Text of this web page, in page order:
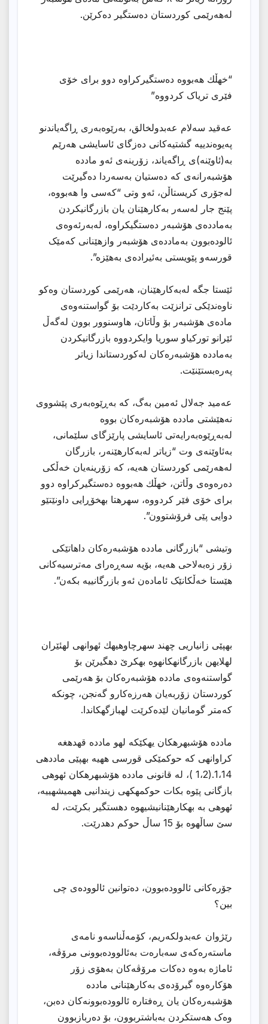
لەهەرێمی کوردستان دەستگیر دەکرێن.
“خهڵك هەبووە دەستگیرکراوە دوو برای خۆی
فێری تریاک كردووه”
عەقید سەلام عەبدولخالق، بەرێوەبەری ڕاگەیاندنو
پەیوەندییە گشتیەکانی دەزگای ئاسایشی هەرێم
بە(ئاوێنە)ی ڕاگەیاند، زۆرینەی ئەو ماددە
هۆشبەرانەی کە دەستیان بەسەردا دەگیرێت
لەجۆری کریستاڵن، ئەو وتی “کەسی وا هەبووە،
پێنج جار لەسەر بەکارهێنان یان بازرگانیکردن
بەماددەی هۆشبەر دەستگیکراوە، لەبەرئەوەی
ئالودەبوون بەماددەی هۆشبەر وازهێنانی کەمێک
قورسەو پێویستی بەئیرادەی بەهێزە”.
ئێستا جگە لەبەکارهێنان، هەرێمی کوردستان وەکو
ناوەندێکی ترانزێت بەکاردێت بۆ گواستنەوەی
مادەی هۆشبەر بۆ وڵاتان، هاوسنوور بوون لەگەڵ
ئێرانو تورکیاو سوریا وایکردووە بازرگانیکردن
بەماددە هۆشبەرەکان لەکوردستاندا زیاتر
پەرەبستێنێت.
عەمید جەلال ئەمین بەگ، کە بەڕێوەبەری پێشووی
نەهێشتی ماددە هۆشبەرەكان بووە
لەبەڕێوەبەرایەتی ئاسایشی پارێزگای سلێمانی،
بەئاوێنەی وت “زیاتر لەبەکارهێنەر، بازرگان
لەهەرێمی کوردستان هەیە، کە زۆرینەیان خەڵکی
دەرەوەی وڵاتن، خهڵك هەبووە دەستگیرکراوە دوو
برای خۆی فێر كردووه، سهرهتا بهخۆڕایی داونێتێو
دوایی پێی فرۆشتوون”.
وتیشی “بازرگانی ماددە هۆشبەرەکان داهاتێکی
زۆر زەبەلاحی هەیە، بۆیە سەڕەرای مەترسیەکانی
هێستا خەڵکانێک ئامادەن ئەو بازرگانییە بکەن”.
بهپێی زانیاریی چهند سهرچاوهیهك ئهوانهی لهئێران
لهلایهن بازرگانهكانهوه بهكرێ دهگیرێن بۆ
گواستنەوەی ماددە هۆشبەرەکان بۆ هەرێمی
کوردستان زۆربەیان هەرزەکارو گەنجن، چونكه
کەمتر گومانیان لێدەكرێت لهبازگهكاندا.
مادده هۆشبهرهكان یهكێكه لهو مادده قهدهغه
كراوانهی كه حوكمێكی قورسی ههیه بهپێی ماددهی
1،14.(1،2 )، له قانونی مادده هۆشبهرهكان ئهوهی
بازگانی پێوه بكات حوكمهكهی زیندانیی ههمیشهییە،
ئهوهی به بهكارهێنانیشیهوه دهستگیر بكرێت، له
سێ ساڵهوه بۆ 15 ساڵ حوكم دهدرێت.
جۆرەکانی ئالوودەبوون، دەتوانین ئالوودەی چی
بین؟
رێژوان عەبدولکەریم، کۆمەڵناسەو نامەی
ماستەرەکەی سەبارەت بەئالوودەبوونی مرۆڤە،
ئاماژە بەوە دەکات مرۆڤەکان بەهۆی زۆر
هۆکارەوە گیرۆدەی بەکارهێنانی ماددە
هۆشبەرەکان یان ڕەفتارە ئالوودەبوونەکان دەبن،
وەک هەستکردن بەباشتربوون، بۆ دەربازبوون